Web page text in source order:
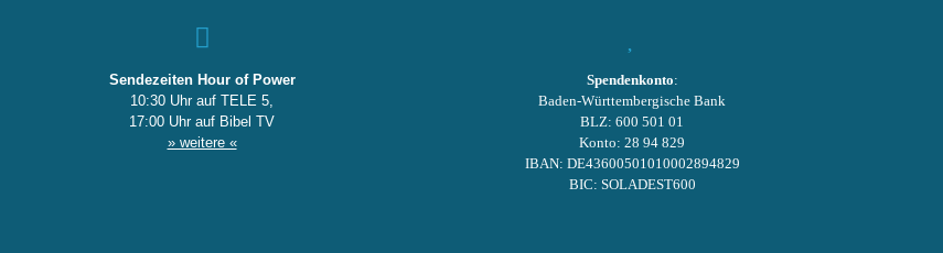
Sendezeiten Hour of Power
10:30 Uhr auf TELE 5,
17:00 Uhr auf Bibel TV
» weitere «
Spendenkonto:
Baden-Württembergische Bank
BLZ: 600 501 01
Konto: 28 94 829
IBAN: DE43600501010002894829
BIC: SOLADEST600